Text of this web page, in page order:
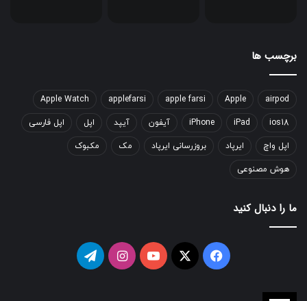
برچسب ها
airpod
Apple
apple farsi
applefarsi
Apple Watch
ios18
iPad
iPhone آیفون آیپد اپل اپل فارسی
اپل واچ ایرپاد بروزرسانی ایرپاد مک مکبوک
هوش مصنوعی
ما را دنبال کنید
فیسبوکایکس یوتیوباینستاگرامتلگرام